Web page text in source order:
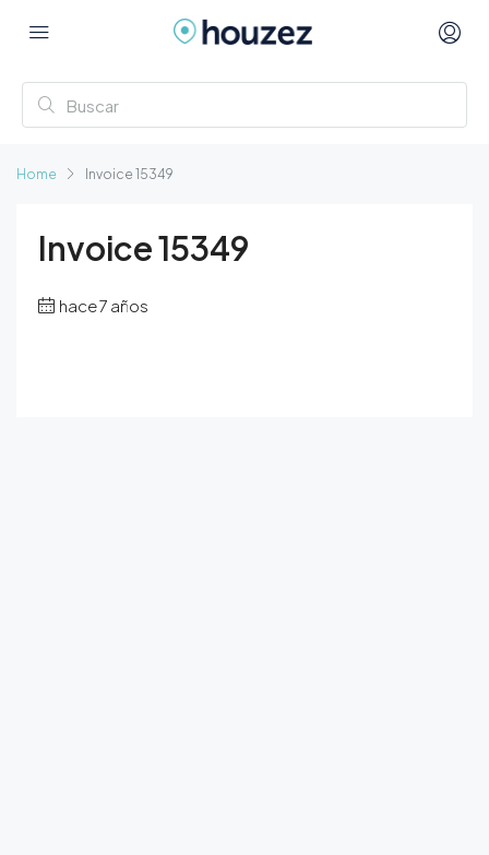
Home Invoice 15349
Invoice 15349
hace 7 años